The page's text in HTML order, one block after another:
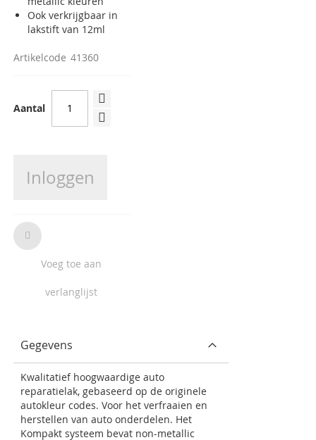
Ook verkrijgbaar in
lakstift van 12ml
Artikelcode 41360
Aantal
Inloggen
Voeg toe aan
verlanglijst
Gegevens
Kwalitatief hoogwaardige auto
reparatielak, gebaseerd op de originele
autokleur codes. Voor het verfraaien en
herstellen van auto onderdelen. Het
Kompakt systeem bevat non-metallic